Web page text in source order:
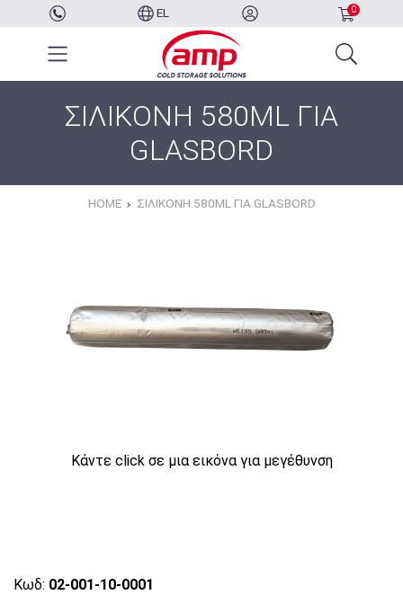
EL 0
ΣΙΛΙΚΟΝΗ 580ML ΓΙΑ
GLASBORD
HOME ΣΙΛΙΚΟΝΗ 580ML ΓΙΑ GLASBORD
Κάντε click σε μια εικόνα για μεγέθυνση
Κωδ: 02-001-10-0001